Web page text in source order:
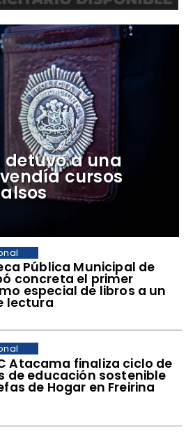
Pública Municipal de
concreta el primer
especial de libros a un
lectura
Atacama finaliza ciclo de
de educación sostenible
de Hogar en Freirina
detuvo a una
cursos